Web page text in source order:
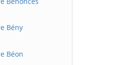
Bény
Béon